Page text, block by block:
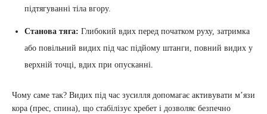
підтягуванні тіла вгору.
Станова тяга: Глибокий вдих перед початком руху, затримка
або повільний видих під час підйому штанги, повний видих у
верхній точці, вдих при опусканні.
Чому саме так? Видих під час зусилля допомагає активувати м’язи
кора (прес, спина), що стабілізує хребет і дозволяє безпечно